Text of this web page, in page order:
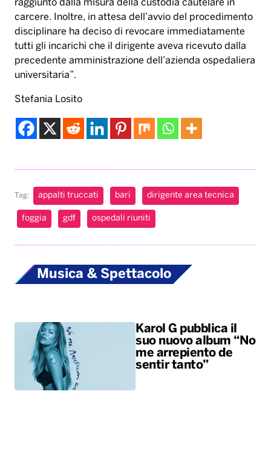
raggiunto dalla misura della custodia cautelare in
carcere. Inoltre, in attesa dell’avvio del procedimento
disciplinare ha deciso di revocare immediatamente
tutti gli incarichi che il dirigente aveva ricevuto dalla
precedente amministrazione dell’azienda ospedaliera
universitaria”.
Stefania Losito
Tag: appalti truccati bari dirigente area tecnica
foggia gdf ospedali riuniti
Musica & Spettacolo
Karol G pubblica il
suo nuovo album “No
me arrepiento de
sentir tanto”